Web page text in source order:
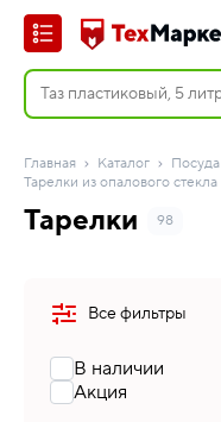
Главная Каталог Посуда
Тарелки из опалового стекла
Тарелки 98
Все фильтры
В наличии
Акция